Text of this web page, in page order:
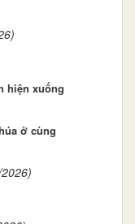
hiện xuống
ở cùng